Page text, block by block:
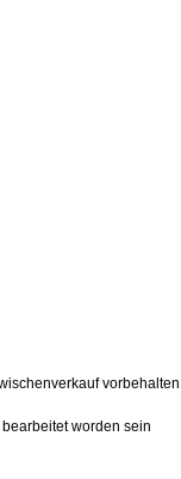
vorbehalten
worden sein